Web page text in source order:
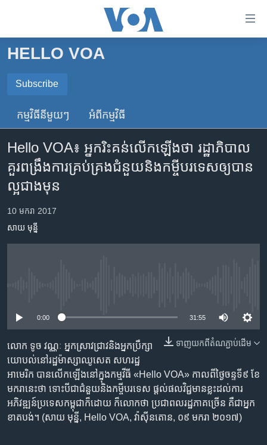
គេហទំព័រ​
រំលង​
ព័ត៌មាន​​
ម្តង
រំលង​
និង​
ចូល​
កម្ពុជា
អន្តរជាតិ
ចិន
ហេឡូវីអូអេ
កម្ពុជាច្នៃប្រតិដ្ឋ
ព្រឹត្តិការណ៍ព័ត៌មាន
ទូរទស្សន៍ / វីដេអូ​
វិទ្យុ / ផតខាសថ៍
បណ្តាញ​សង្គម
ភាសា
HELLO VOA
Subscribe
SUBSCRIBE
ទទួល​​​សេវា​​​ Podcast
កម្មវិធី​នីមួយៗ អំពី​កម្មវិធី​
Hello VOA៖ អ្នក​រិះគន់​លើក​ឡើង​ថា រដ្ឋាភិបាល​
គួរ​ពង្រឹង​ការគ្រប់គ្រង​ជំនួយ​និង​កម្ចី​បរទេស​ឲ្យ​បាន​
ល្អ​ជាង​មុន
10 មករា 2017
សាយ មុន្នី
0:00 31:55
ទាញ​យក​ពី​តំណភ្ជាប់​ដើម
លោក ទូច វណ្ណៈ អ្នក​ស្រាវជ្រាវ​និង​អ្នក​ប្រឹក្សា​
យោបល់​នៅ​រដ្ឋ​ម៉ាស្សាឈូសេត សហរដ្ឋ​
អាមេរិក បាន​លើកឡើង​នៅ​ក្នុង​កម្មវីធី «Hello VOA» កាល​ពី​ថ្ងៃ​ចន្ទ​ទី​៩ ខែ​
មករា​នេះ​ថា ទោះបីជា​ជំនួយ​និង​កម្ចី​បរទេស ផ្ដល់​ផល​វិជ្ជមាន​ខ្លះ​ដល់​ការ​
អភិវឌ្ឍន៍​ប្រទេស​កម្ពុជា​ក៏​ដោយ ក៏​លោក​ថា ប្រជាពលរដ្ឋ​ភាគ​ច្រើន​ គឺ​ជា​អ្នក​
ខាតបង់។ (សាយ មុន្នី, Hello VOA, វ៉ាស៊ីនតោន, ០៩ មករា ២០១៧)